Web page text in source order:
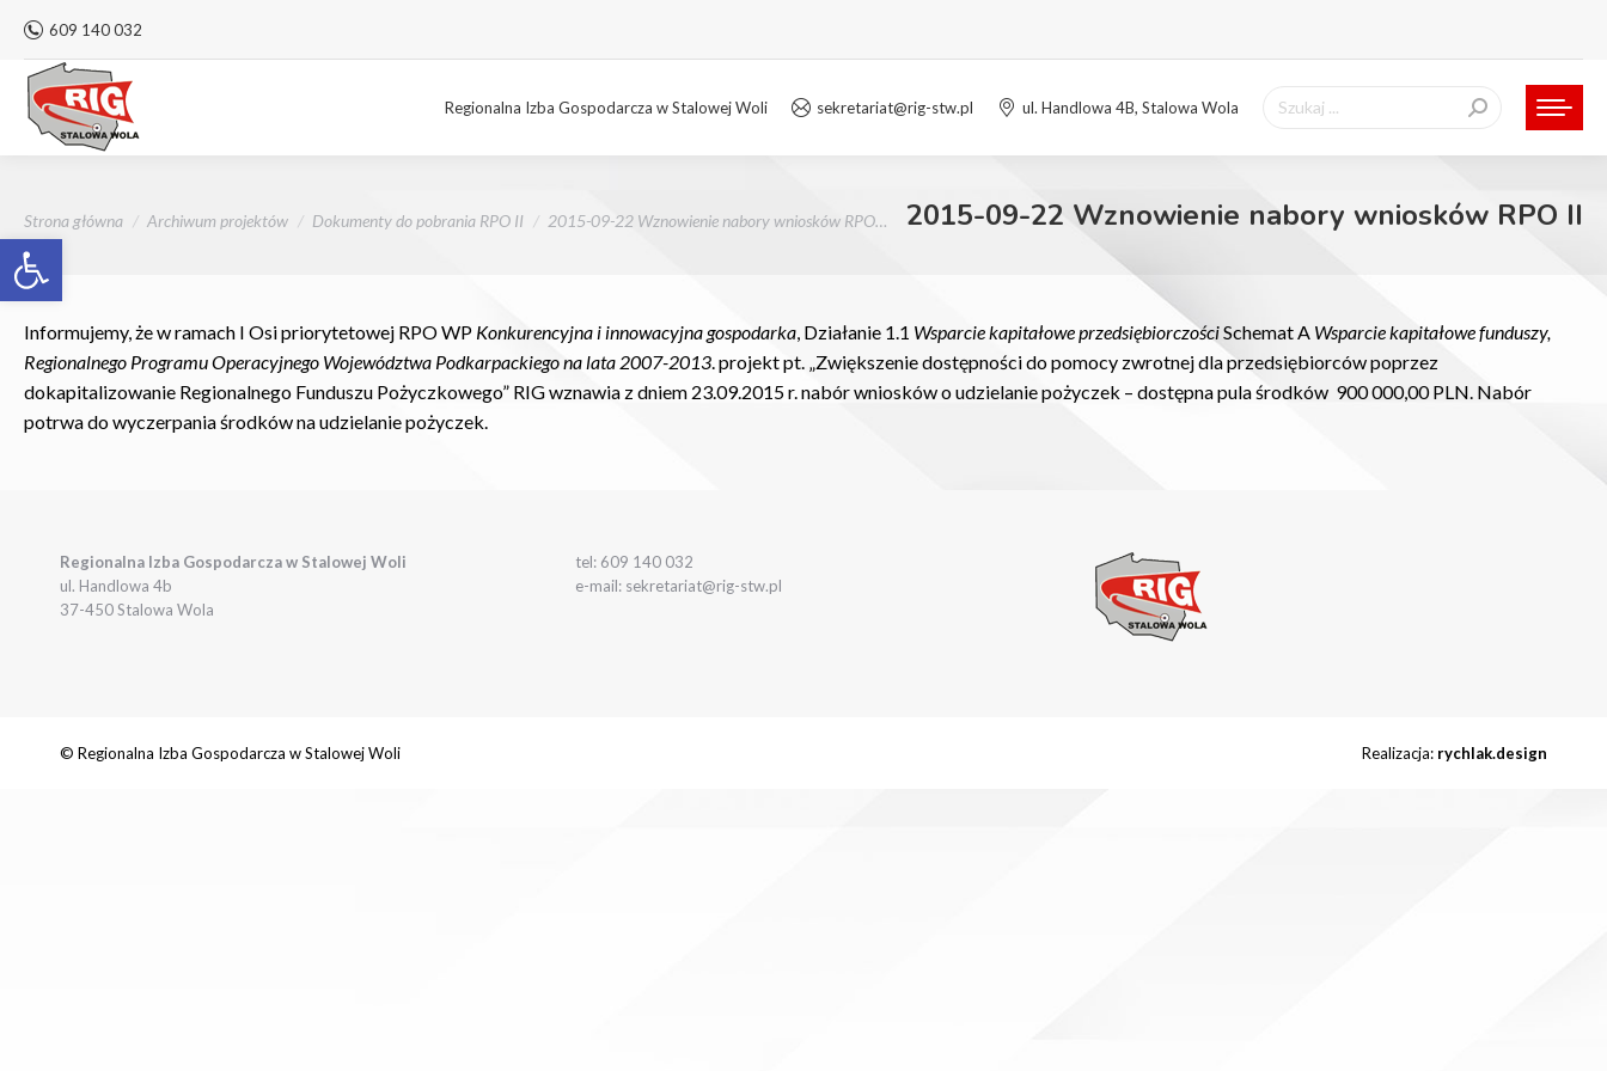
Otwórz pasek narzędzi
609 140 032
Regionalna Izba Gospodarcza w Stalowej Woli sekretariat@rig-stw.pl ul. Handlowa 4B, Stalowa Wola Szukaj:
Jesteś tutaj:
Strona główna Archiwum projektów Dokumenty do pobrania RPO II 2015-09-22 Wznowienie nabory wniosków RPO… 2015-09-22 Wznowienie nabory wniosków RPO II
Informujemy, że w ramach I Osi priorytetowej RPO WP Konkurencyjna i innowacyjna gospodarka, Działanie 1.1 Wsparcie kapitałowe przedsiębiorczościSchemat A Wsparcie kapitałowe funduszy,
Regionalnego Programu Operacyjnego Województwa Podkarpackiego na lata 2007-2013. projekt pt. „Zwiększenie dostępności do pomocy zwrotnej dla przedsiębiorców poprzez
dokapitalizowanie Regionalnego Funduszu Pożyczkowego” RIG wznawia z dniem 23.09.2015 r. nabór wniosków o udzielanie pożyczek – dostępna pula środków 900 000,00 PLN. Nabór
potrwado wyczerpania środków na udzielanie pożyczek.
Regionalna Izba Gospodarcza w Stalowej Woli
ul. Handlowa 4b
37-450 Stalowa Wola
tel: 609 140 032
e-mail: sekretariat@rig-stw.pl
© Regionalna Izba Gospodarcza w Stalowej Woli Realizacja: rychlak.design